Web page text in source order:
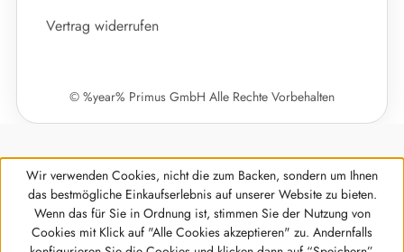
Vertrag widerrufen
© %year% Primus GmbH Alle Rechte Vorbehalten
Werkzeugleiste anzeigen
Wir verwenden Cookies, nicht die zum Backen, sondern um Ihnen
das bestmögliche Einkaufserlebnis auf unserer Website zu bieten.
Wenn das für Sie in Ordnung ist, stimmen Sie der Nutzung von
Cookies mit Klick auf "Alle Cookies akzeptieren" zu. Andernfalls